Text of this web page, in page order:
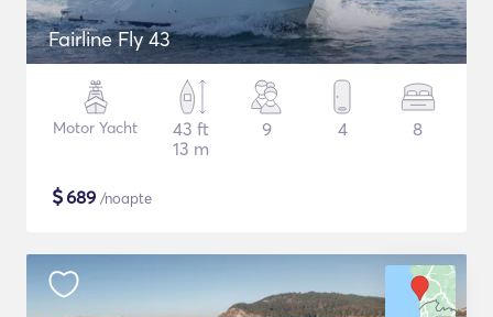
Fairline Fly 43
Motor Yacht
43 ft
13 m
9 4 8
$689 /noapte